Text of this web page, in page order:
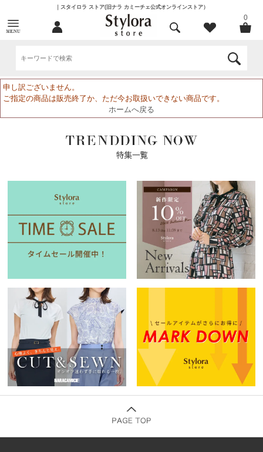
｜スタイロラ ストア(旧ナラ カミーチェ公式オンラインストア）
0
申し訳ございません。
ご指定の商品は販売終了か、ただ今お取扱いできない商品です。
ホームへ戻る